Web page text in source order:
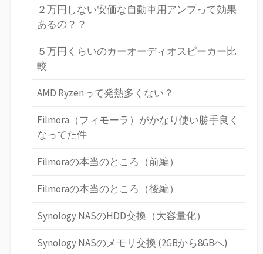
２万円しない安価な自動車用アンプって効果
あるの？？
５万円くらいのカーオーディオスピーカー比
較
AMD Ryzenって発熱多くない？
Filmora（フィモーラ）がかなり使い勝手良く
なってた件
Filmoraの本当のところ（前編）
Filmoraの本当のところ（後編）
Synology NASのHDD交換（大容量化）
Synology NASのメモリ交換 (2GBから8GBへ)